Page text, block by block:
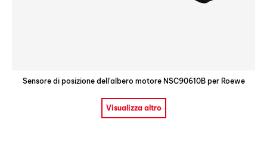
Sensore di posizione dell'albero motore NSC90610B per Roewe
Visualizza altro